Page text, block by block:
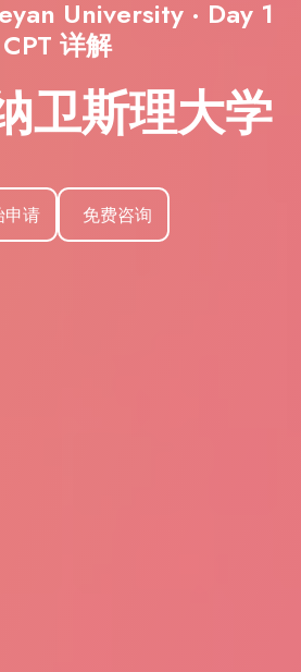
University · Day 1
CPT 详解
卫斯理大学
申请 免费咨询